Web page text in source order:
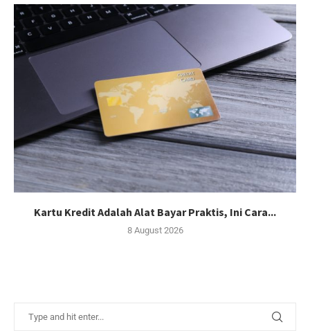
Kartu Kredit Adalah Alat Bayar Praktis, Ini Cara...
8 August 2026